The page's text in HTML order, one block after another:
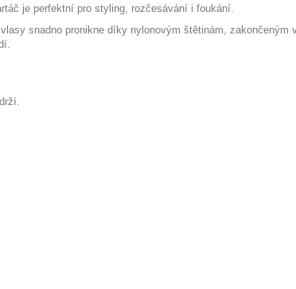
je perfektní pro styling, rozčesávání i foukání.
snadno pronikne díky nylonovým štětinám, zakončeným